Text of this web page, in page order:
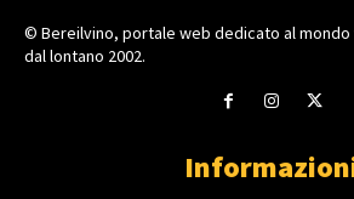
© Bereilvino, portale web dedicato al mondo
dal lontano 2002.